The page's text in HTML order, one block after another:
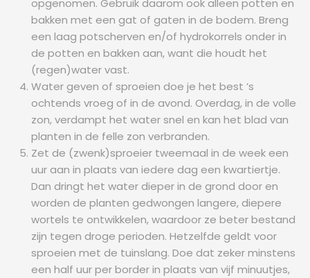
opgenomen. Gebruik daarom ook alleen potten en
bakken met een gat of gaten in de bodem. Breng
een laag potscherven en/of hydrokorrels onder in
de potten en bakken aan, want die houdt het
(regen)water vast.
Water geven of sproeien doe je het best ’s
ochtends vroeg of in de avond. Overdag, in de volle
zon, verdampt het water snel en kan het blad van
planten in de felle zon verbranden.
Zet de (zwenk)sproeier tweemaal in de week een
uur aan in plaats van iedere dag een kwartiertje.
Dan dringt het water dieper in de grond door en
worden de planten gedwongen langere, diepere
wortels te ontwikkelen, waardoor ze beter bestand
zijn tegen droge perioden. Hetzelfde geldt voor
sproeien met de tuinslang. Doe dat zeker minstens
een half uur per border in plaats van vijf minuutjes,